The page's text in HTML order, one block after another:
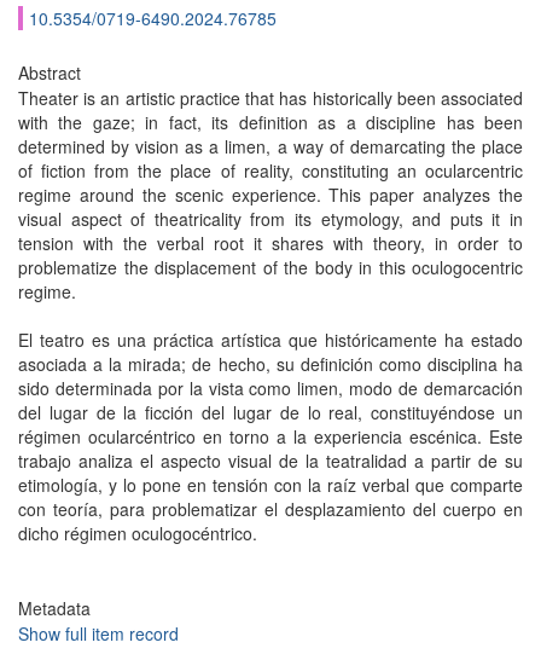
10.5354/0719-6490.2024.76785
Abstract
Theater is an artistic practice that has historically been associated
with the gaze; in fact, its definition as a discipline has been
determined by vision as a limen, a way of demarcating the place
of fiction from the place of reality, constituting an ocularcentric
regime around the scenic experience. This paper analyzes the
visual aspect of theatricality from its etymology, and puts it in
tension with the verbal root it shares with theory, in order to
problematize the displacement of the body in this oculogocentric
regime.
El teatro es una práctica artística que históricamente ha estado
asociada a la mirada; de hecho, su definición como disciplina ha
sido determinada por la vista como limen, modo de demarcación
del lugar de la ficción del lugar de lo real, constituyéndose un
régimen ocularcéntrico en torno a la experiencia escénica. Este
trabajo analiza el aspecto visual de la teatralidad a partir de su
etimología, y lo pone en tensión con la raíz verbal que comparte
con teoría, para problematizar el desplazamiento del cuerpo en
dicho régimen oculogocéntrico.
Metadata
Show full item record